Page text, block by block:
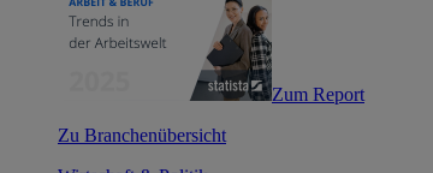
Zum Report
Zu Branchenübersicht